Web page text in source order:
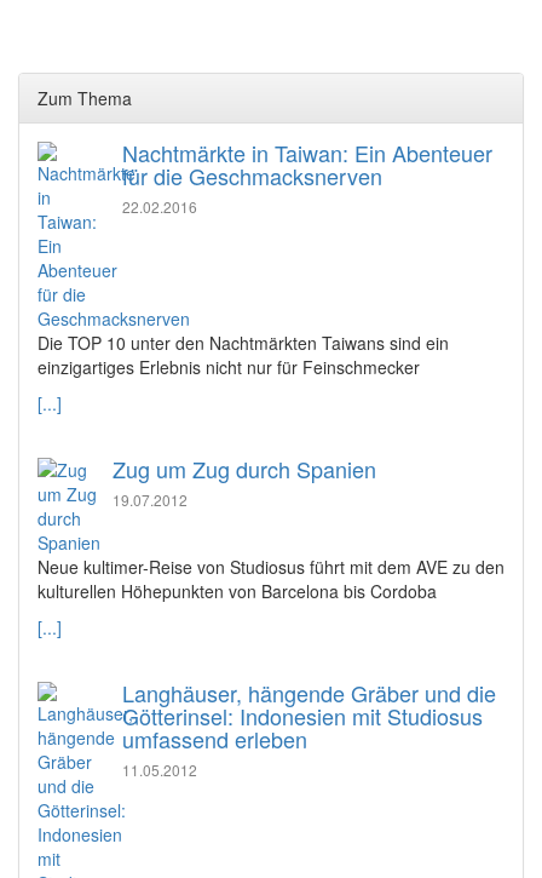
Zum Thema
Nachtmärkte in Taiwan: Ein Abenteuer
für die Geschmacksnerven
22.02.2016
Die TOP 10 unter den Nachtmärkten Taiwans sind ein
einzigartiges Erlebnis nicht nur für Feinschmecker
[...]
Zug um Zug durch Spanien
19.07.2012
Neue kultimer-Reise von Studiosus führt mit dem AVE zu den
kulturellen Höhepunkten von Barcelona bis Cordoba
[...]
Langhäuser, hängende Gräber und die
Götterinsel: Indonesien mit Studiosus
umfassend erleben
11.05.2012